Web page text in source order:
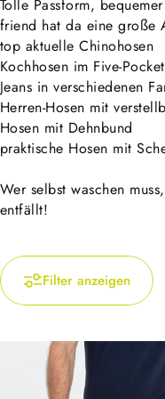
Tolle Passform,
friend hat da eine große
top aktuelle Chinohosen
Kochhosen im Five-
Jeans in verschiedenen
Herren-Hosen mit
Hosen mit Dehnbund
praktische Hosen mit
Wer selbst waschen
entfällt!
Filter anzeigen